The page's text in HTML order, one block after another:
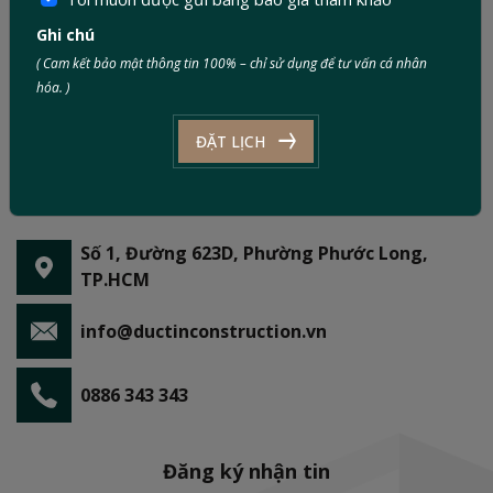
Số 1, Đường 623D, Phường Phước Long,
TP.HCM
info@ductinconstruction.vn
0886 343 343
Đăng ký nhận tin
Ghi chú
( Cam kết bảo mật thông tin 100% – chỉ sử dụng để tư vấn cá nhân
hóa. )
ĐẶT LỊCH